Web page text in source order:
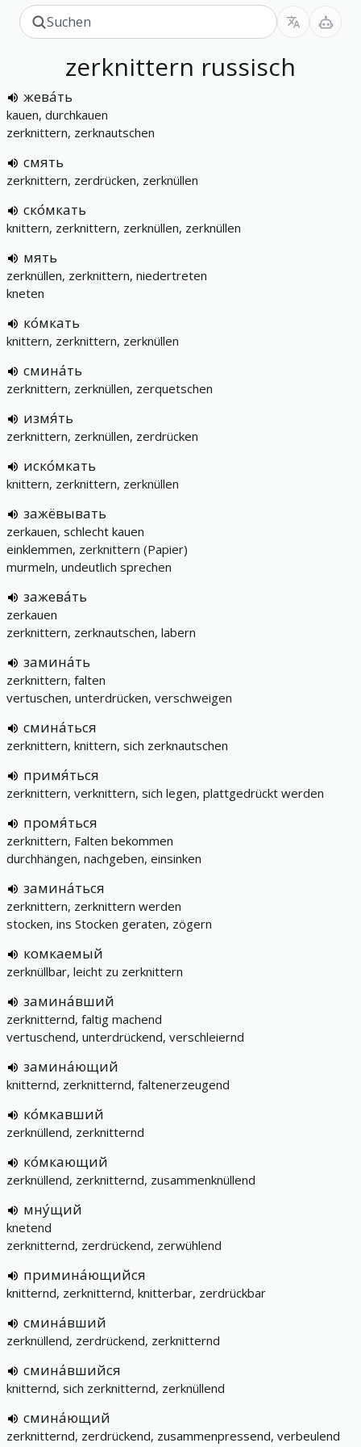
zerknittern russisch
жева́ть
kauen, durchkauen
zerknittern, zerknautschen
смять
zerknittern, zerdrücken, zerknüllen
ско́мкать
knittern, zerknittern, zerknüllen, zerknüllen
мять
zerknüllen, zerknittern, niedertreten
kneten
ко́мкать
knittern, zerknittern, zerknüllen
смина́ть
zerknittern, zerknüllen, zerquetschen
измя́ть
zerknittern, zerknüllen, zerdrücken
иско́мкать
knittern, zerknittern, zerknüllen
зажёвывать
zerkauen, schlecht kauen
einklemmen, zerknittern (Papier)
murmeln, undeutlich sprechen
зажева́ть
zerkauen
zerknittern, zerknautschen, labern
замина́ть
zerknittern, falten
vertuschen, unterdrücken, verschweigen
смина́ться
zerknittern, knittern, sich zerknautschen
примя́ться
zerknittern, verknittern, sich legen, plattgedrückt werden
промя́ться
zerknittern, Falten bekommen
durchhängen, nachgeben, einsinken
замина́ться
zerknittern, zerknittern werden
stocken, ins Stocken geraten, zögern
комкаемый
zerknüllbar, leicht zu zerknittern
замина́вший
zerknitternd, faltig machend
vertuschend, unterdrückend, verschleiernd
замина́ющий
knitternd, zerknitternd, faltenerzeugend
ко́мкавший
zerknüllend, zerknitternd
ко́мкающий
zerknüllend, zerknitternd, zusammenknüllend
мну́щий
knetend
zerknitternd, zerdrückend, zerwühlend
примина́ющийся
knitternd, zerknitternd, knitterbar, zerdrückbar
смина́вший
zerknüllend, zerdrückend, zerknitternd
смина́вшийся
knitternd, sich zerknitternd, zerknüllend
смина́ющий
zerknitternd, zerdrückend, zusammenpressend, verbeulend